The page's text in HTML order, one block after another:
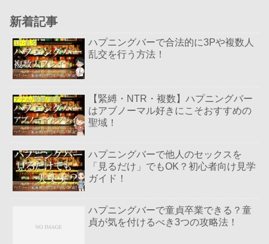
新着記事
ハプニングバーで合法的に3Pや複数人
乱交を行う方法！
【緊縛・NTR・複数】ハプニングバー
はアブノーマル好きにこそおすすめの
聖域！
ハプニングバーで他人のセックスを
「見るだけ」でもOK？初心者向け見学
ガイド！
ハプニングバーで童貞卒業できる？童
貞が気を付けるべき3つの攻略法！